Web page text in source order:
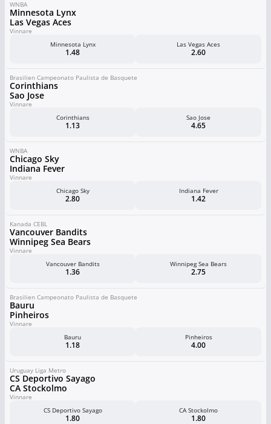
WNBA
Minnesota Lynx
Las Vegas Aces
Vinnare
Minnesota Lynx
1.48
Las Vegas Aces
2.60
Brasilien Campeonato Paulista de Basquete
Corinthians
Sao Jose
Vinnare
Corinthians
1.13
Sao Jose
4.65
WNBA
Chicago Sky
Indiana Fever
Vinnare
Chicago Sky
2.80
Indiana Fever
1.42
Kanada CEBL
Vancouver Bandits
Winnipeg Sea Bears
Vinnare
Vancouver Bandits
1.36
Winnipeg Sea Bears
2.75
Brasilien Campeonato Paulista de Basquete
Bauru
Pinheiros
Vinnare
Bauru
1.18
Pinheiros
4.00
Uruguay Liga Metro
CS Deportivo Sayago
CA Stockolmo
Vinnare
CS Deportivo Sayago
1.80
CA Stockolmo
1.80